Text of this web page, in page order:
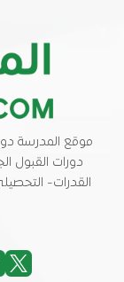
موقع المدرسة
دورات القبول
القدرات-